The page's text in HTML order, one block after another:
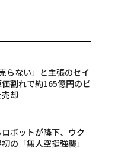
らない」と主張のセイ
割れで約165億円のビ
却
ロボットが降下、ウク
の「無人空挺強襲」